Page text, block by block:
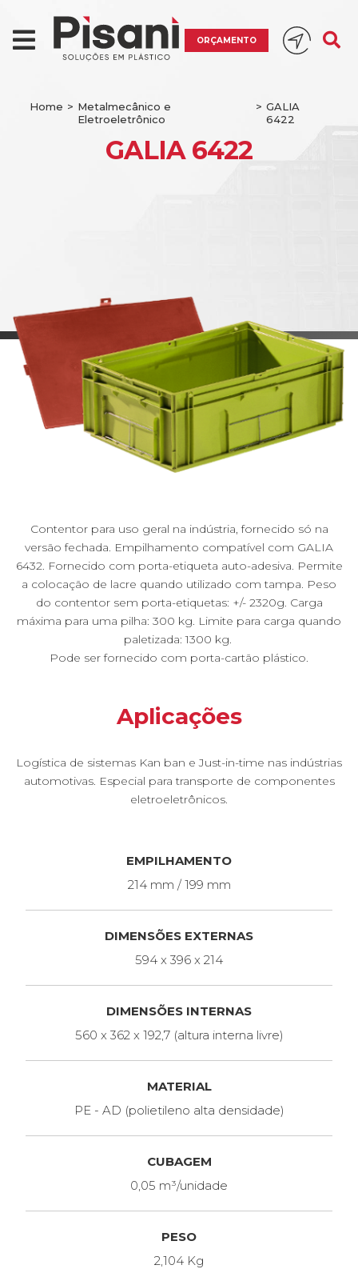
ORÇAMENTO
Home > Metalmecânico e
Eletroeletrônico
> GALIA
6422
GALIA 6422
Contentor para uso geral na indústria, fornecido só na
versão fechada. Empilhamento compatível com GALIA
6432. Fornecido com porta-etiqueta auto-adesiva. Permite
a colocação de lacre quando utilizado com tampa. Peso
do contentor sem porta-etiquetas: +/- 2320g. Carga
máxima para uma pilha: 300 kg. Limite para carga quando
paletizada: 1300 kg.
Pode ser fornecido com porta-cartão plástico.
Aplicações
Logística de sistemas Kan ban e Just-in-time nas indústrias
automotivas. Especial para transporte de componentes
eletroeletrônicos.
EMPILHAMENTO
214 mm / 199 mm
DIMENSÕES EXTERNAS
594 x 396 x 214
DIMENSÕES INTERNAS
560 x 362 x 192,7 (altura interna livre)
MATERIAL
PE - AD (polietileno alta densidade)
CUBAGEM
0,05 m³/unidade
PESO
2,104 Kg